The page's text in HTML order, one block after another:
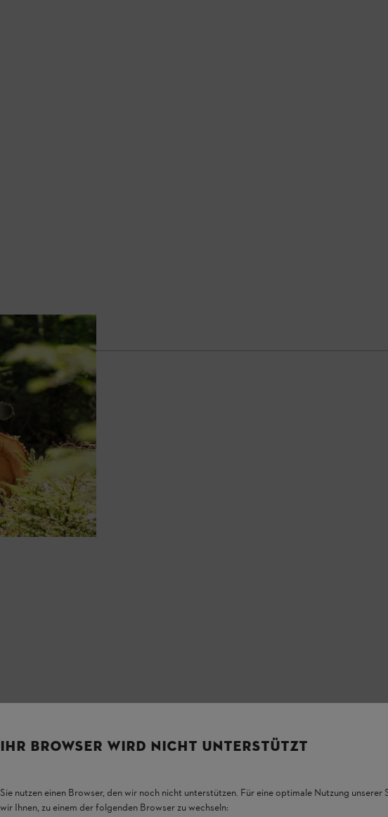
IHR BROWSER WIRD NICHT UNTERSTÜTZT
Sie nutzen einen Browser, den wir noch nicht unterstützen. Für eine optimale Nutzung unserer
wir Ihnen, zu einem der folgenden Browser zu wechseln: